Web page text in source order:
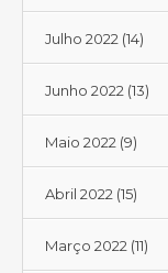
Julho 2022 (14)
Junho 2022 (13)
Maio 2022 (9)
Abril 2022 (15)
Março 2022 (11)